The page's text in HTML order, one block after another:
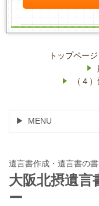
トップページ
（４
MENU
遺言書作成・遺言書の
大阪北摂遺言
ー